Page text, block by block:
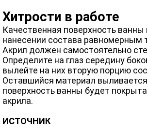
Хитрости в работе
Качественная поверхность ванны
нанесении состава равномерным
Акрил должен самостоятельно
Определите на глаз середину
вылейте на них вторую порцию
Оставшийся материал
поверхность ванны будет
акрила.
ИСТОЧНИК